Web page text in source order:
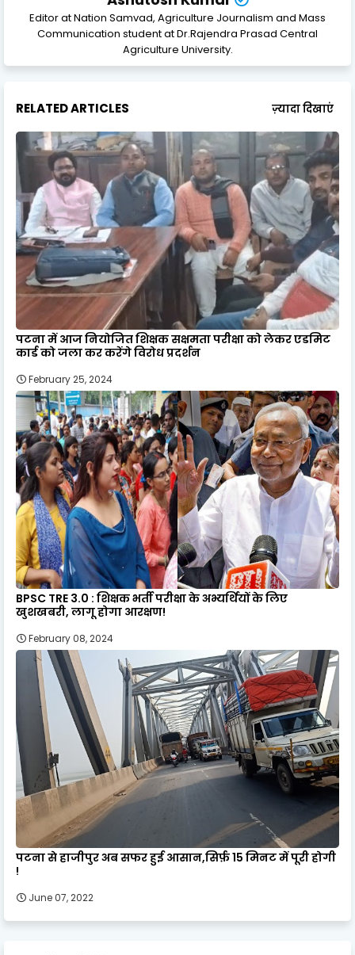
Editor at Nation Samvad, Agriculture Journalism and Mass
Communication student at Dr.Rajendra Prasad Central
Agriculture University.
RELATED ARTICLES ज़्यादा दिखाएं
पटना में आज नियोजित शिक्षक सक्षमता परीक्षा को लेकर एडमिट
कार्ड को जला कर करेंगे विरोध प्रदर्शन
February 25, 2024
BPSC TRE 3.0 : शिक्षक भर्ती परीक्षा के अभ्यर्थियों के लिए
खुशखबरी, लागू होगा आरक्षण!
February 08, 2024
पटना से हाजीपुर अब सफर हुई आसान,सिर्फ़ 15 मिनट में पूरी होगी
!
June 07, 2022